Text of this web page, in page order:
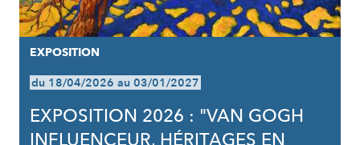
EXPOSITION
du 18/04/2026 au 03/01/2027
EXPOSITION 2026 : "VAN GOGH
INFLUENCEUR, HÉRITAGES EN